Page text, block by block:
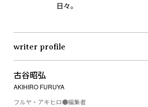
日々。
writer profile
古谷昭弘
AKIHIRO FURUYA
フルヤ・アキヒロ●編集者